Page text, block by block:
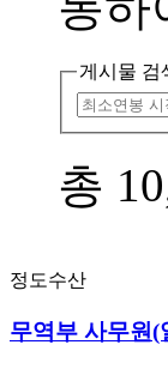
게시물 검
총
정도수산
무역부 사무원(